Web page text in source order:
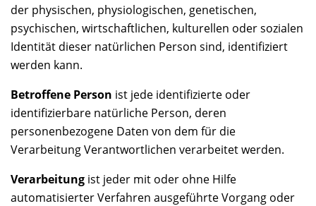
der physischen, physiologischen, genetischen,
psychischen, wirtschaftlichen, kulturellen oder sozialen
Identität dieser natürlichen Person sind, identifiziert
werden kann.
Betroffene Person ist jede identifizierte oder
identifizierbare natürliche Person, deren
personenbezogene Daten von dem für die
Verarbeitung Verantwortlichen verarbeitet werden.
Verarbeitung ist jeder mit oder ohne Hilfe
automatisierter Verfahren ausgeführte Vorgang oder